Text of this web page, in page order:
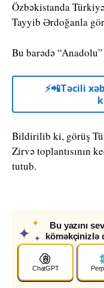
Özbəkistanda
Tayyib Ərdoğanla
Bu barədə
⚡️📲Təcili
Bildirilib ki, görüş
Zirvə toplantısının
tutub.
✦
✦
✦
Bu yazını
köməkçinizlə
ChatGPT